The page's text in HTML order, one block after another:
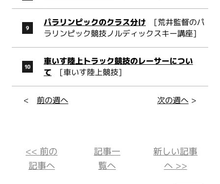
パラリンピックのクラス分け[荒井監督のパ
ラリンピック競技ノルディックスキー講座]
車いす陸上トラック競技のレーサーについ
て [車いす陸上競技]
<前の週へ 次の週へ>
<< 前の
記事へ
記事一
覧へ
新しい記事
へ >>